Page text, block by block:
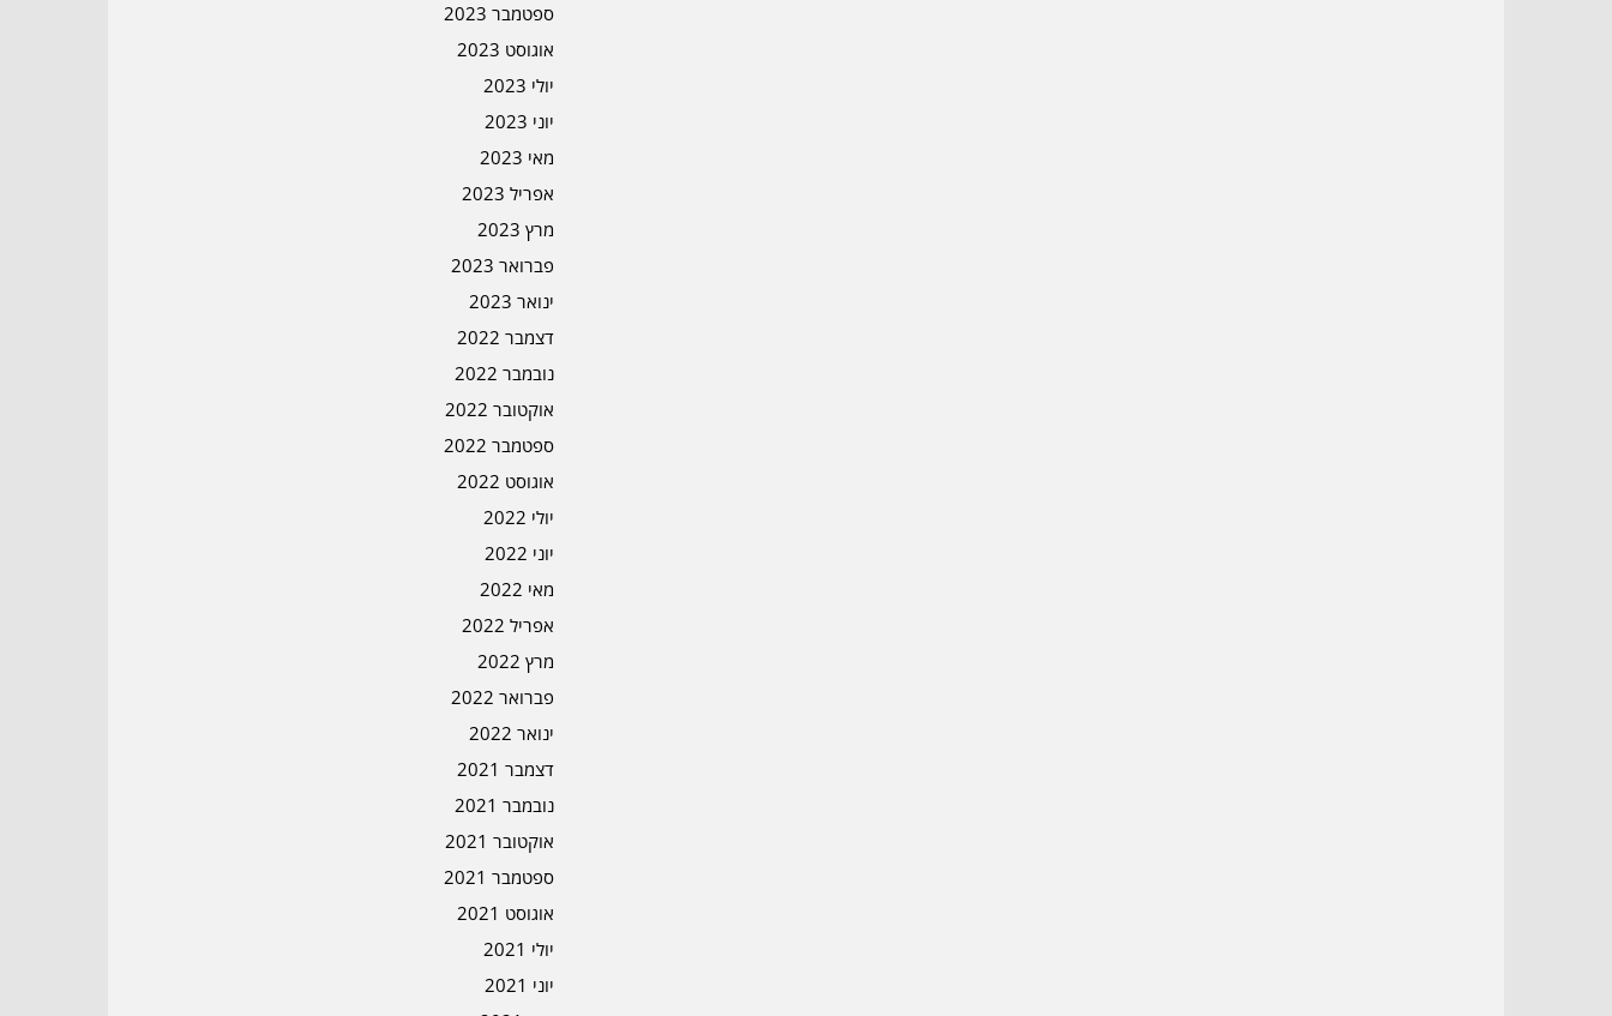
ספטמבר 2023
אוגוסט 2023
יולי 2023
יוני 2023
מאי 2023
אפריל 2023
מרץ 2023
פברואר 2023
ינואר 2023
דצמבר 2022
נובמבר 2022
אוקטובר 2022
ספטמבר 2022
אוגוסט 2022
יולי 2022
יוני 2022
מאי 2022
אפריל 2022
מרץ 2022
פברואר 2022
ינואר 2022
דצמבר 2021
נובמבר 2021
אוקטובר 2021
ספטמבר 2021
אוגוסט 2021
יולי 2021
יוני 2021